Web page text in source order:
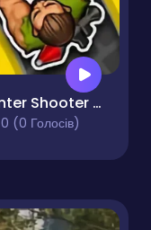
Hunter Shooter Assassin
0 (0 Голосів)